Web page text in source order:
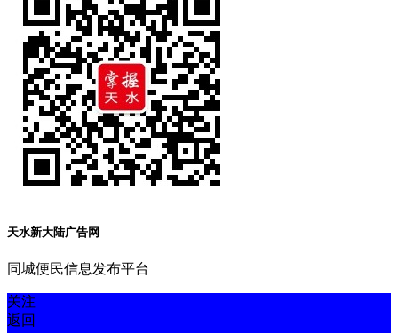
天水新大陆广告网
同城便民信息发布平台
关注
返回